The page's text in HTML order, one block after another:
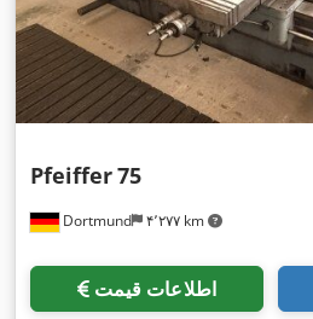
Dortmund ۴٬۲۷۷ km
Pfeiffer75
اطلاعات قیمت